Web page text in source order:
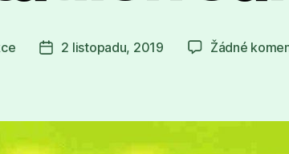
Datum
2 listopadu, 2019 Žádné